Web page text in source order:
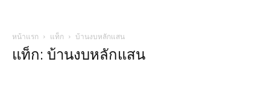
หน้าแรก แท็ก บ้านงบหลักแสน
แท็ก: บ้านงบหลักแสน